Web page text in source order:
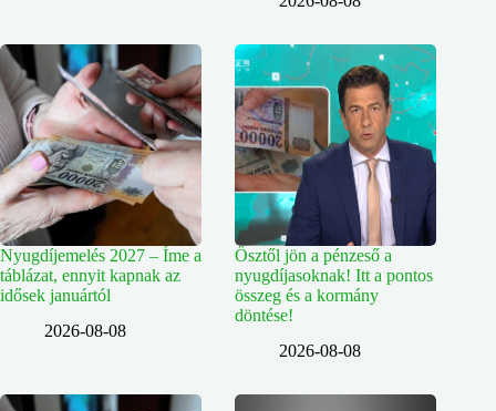
Nyugdíjemelés 2027 – Íme a
táblázat, ennyit kapnak az
idősek januártól
2026-08-08
Ősztől jön a pénzeső a
nyugdíjasoknak! Itt a pontos
összeg és a kormány
döntése!
2026-08-08